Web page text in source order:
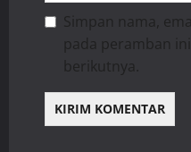
Simpan nama,
pada peramban
berikutnya.